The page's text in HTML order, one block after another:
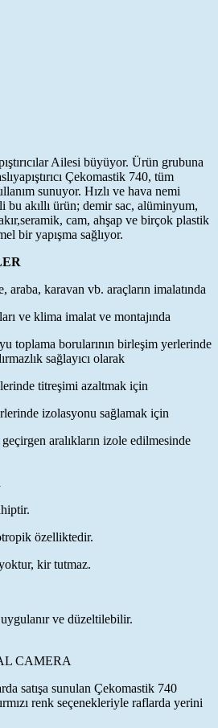
Ailesi büyüyor. Ürün grubuna
Çekomastik 740, tüm
sunuyor. Hızlı ve hava nemi
akıllı ürün; demir sac, alüminyum,
cam, ahşap ve birçok plastik
bir yapışma sağlıyor.
karavan vb. araçların imalatında
ve klima imalat ve montajında
borularının birleşim yerlerinde
sağlayıcı olarak
titreşimi azaltmak için
izolasyonu sağlamak için
aralıkların izole edilmesinde
özelliktedir.
kir tutmaz.
ve düzeltilebilir.
CAMERA
satışa sunulan Çekomastik 740
renk seçenekleriyle raflarda yerini